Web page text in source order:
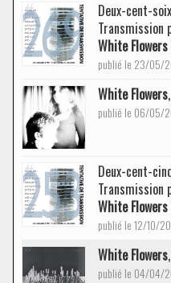
Deux-cent-
Transmission
White Flowers
publié le 23/05/
White Flowers
publié le 06/05/
Deux-cent-
Transmission
White Flowers
publié le 12/10/
White Flowers
publié le 04/04/